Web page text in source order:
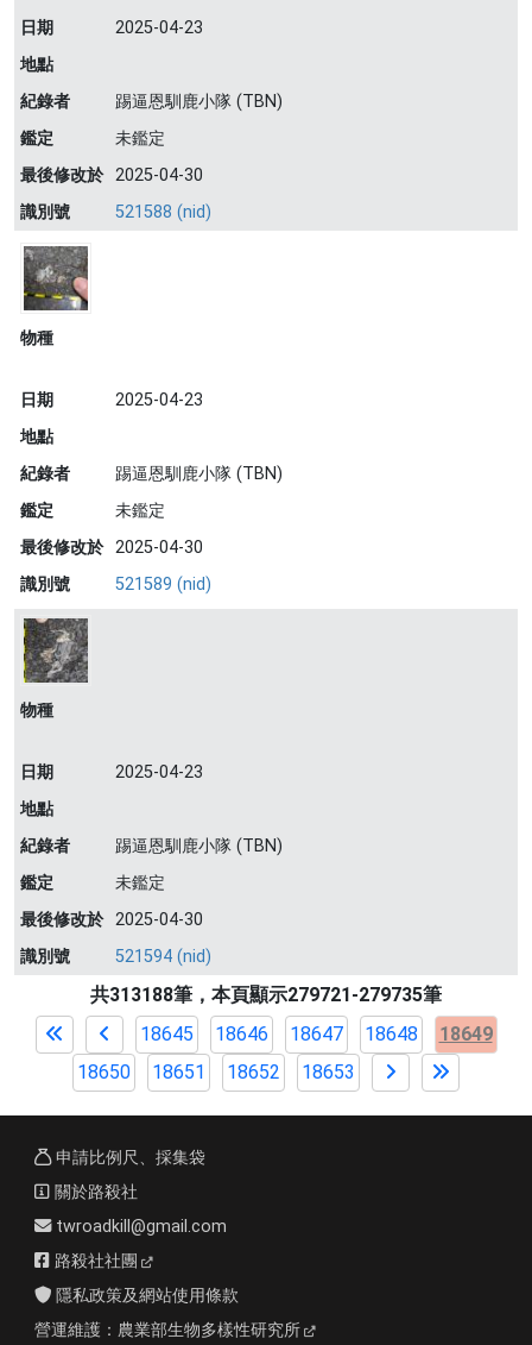
日期
2025-04-23
地點
紀錄者
踢逼恩馴鹿小隊 (TBN)
鑑定
未鑑定
最後修改於 2025-04-30
識別號
521588 (nid)
物種
日期
2025-04-23
地點
紀錄者
踢逼恩馴鹿小隊 (TBN)
鑑定
未鑑定
最後修改於 2025-04-30
識別號
521589 (nid)
物種
日期
2025-04-23
地點
紀錄者
踢逼恩馴鹿小隊 (TBN)
鑑定
未鑑定
最後修改於 2025-04-30
識別號
521594 (nid)
共313188筆，本頁顯示279721-279735筆
18645
18646 18647 18648
18649
18650
18651 18652 18653
申請比例尺、採集袋
關於路殺社
twroadkill@gmail.com
路殺社社團
隱私政策及網站使用條款
營運維護： 農業部生物多樣性研究所